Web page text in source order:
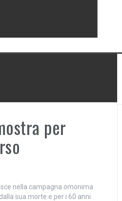
per
nella campagna omonima
sua morte e per i 60 anni